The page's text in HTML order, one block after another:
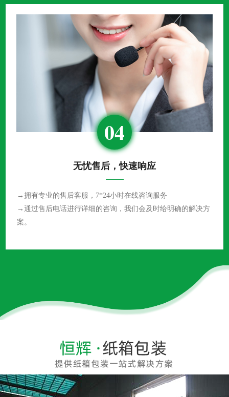
04
无忧售后，快速响应
→拥有专业的售后客服，7*24小时在线咨询服务
→通过售后电话进行详细的咨询，我们会及时给明确的解决方
案。